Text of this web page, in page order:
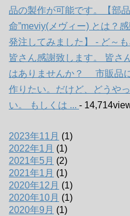
品の製作が可能です。【部
命”meviy(メヴィー) とは？
発注してみました】 - ど～
皆さん感謝致します。 皆さ
はありませんか？ 市販品
作りたい。だけど、どうや
い。 もしくは ... -
2023年11月 (1)
2022年1月 (1)
2021年5月 (2)
2021年1月 (1)
2020年12月 (1)
2020年10月 (1)
2020年9月 (1)